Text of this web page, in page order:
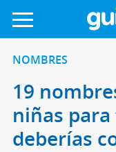
NOMBRES
19
niñas
deberías